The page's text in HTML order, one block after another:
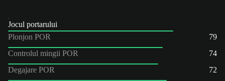
Jocul portarului
Plonjon POR
79
Controlul mingii POR
74
Degajare POR
72